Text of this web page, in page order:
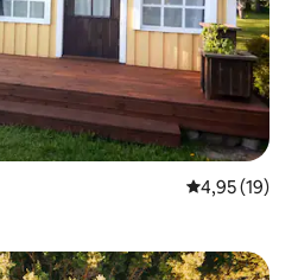
Gemiddelde
4,95 (19)